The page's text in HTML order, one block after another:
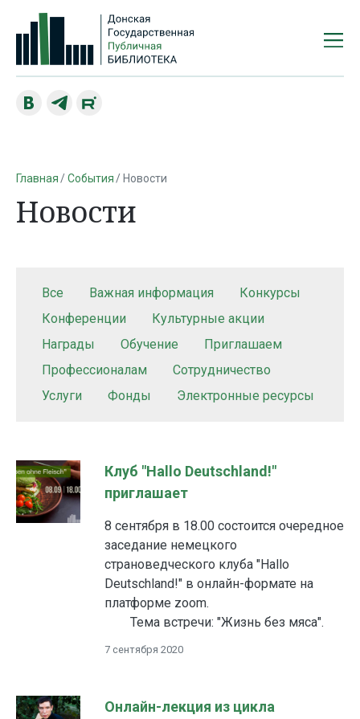
Главная События Новости
Новости
Все Важная информация
Конкурсы
Конференции
Культурные акции
Награды
Обучение
Приглашаем
Профессионалам
Сотрудничество
Услуги
Фонды Электронные ресурсы
Клуб "Hallo Deutschland!"
приглашает
8 сентября в 18.00 состоится очередное
заседание немецкого
страноведческого клуба "Hallo
Deutschland!" в онлайн-формате на
платформе zoom.
Тема встречи: "Жизнь без мяса".
7 сентября 2020
Онлайн-лекция из цикла